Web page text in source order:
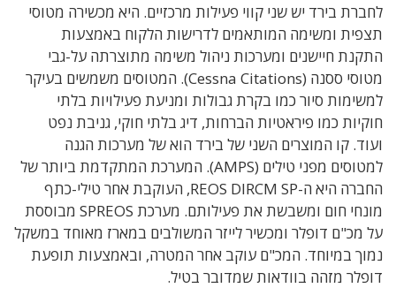
לחברת בירד יש שני קווי פעילות מרכזיים. היא מכשירה מטוסי
תצפית ומשימה המותאמים לדרישות הלקוח באמצעות
התקנת חיישנים ומערכות ניהול משימה מתוצרתה על-גבי
מטוסי ססנה (Cessna Citations
). המטוסים משמשים בעיקר
למשימות סיור כמו בקרת גבולות ומניעת פעילויות בלתי
חוקיות כמו פיראטיות הברחות, דיג בלתי חוקי, גניבת נפט
ועוד. קו המוצרים השני של בירד הוא של מערכות הגנה
למטוסים מפני טילים (AMPS). המערכת המתקדמת ביותר של
החברה היא ה-SP
REOS DIRCM
, העוקבת אחר טילי-כתף
מונחי חום ומשבשת את פעילותם. מערכת SPREOS מבוססת
על מכ"ם דופלר ומכשיר לייזר המשולבים במארז מאוחד במשקל
נמוך במיוחד. המכ"ם עוקב אחר המטרה, ובאמצעות תופעת
דופלר מזהה בוודאות שמדובר בטיל.